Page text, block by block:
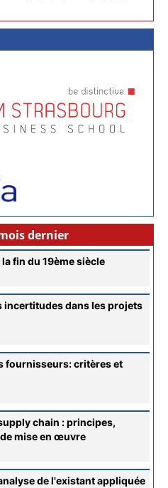
dernier
fin du 19ème siècle
incertitudes dans les projets
fournisseurs: critères et
chain : principes,
mise en œuvre
de l'existant appliquée